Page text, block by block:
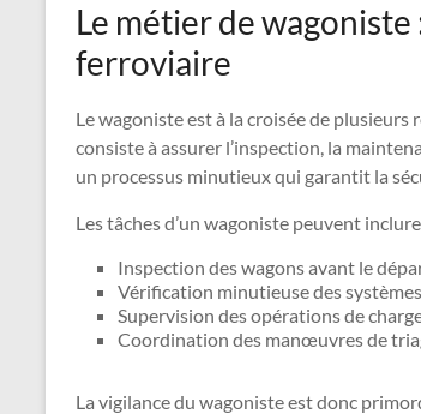
Le métier de
ferroviaire
Le wagoniste est à la croisée de
consiste à assurer l’inspection, la
un processus minutieux qui garantit la
Les tâches d’un wagoniste peuvent
Inspection des wagons avant le
Vérification minutieuse des
Supervision des opérations de
Coordination des manœuvres de
La vigilance du wagoniste est donc